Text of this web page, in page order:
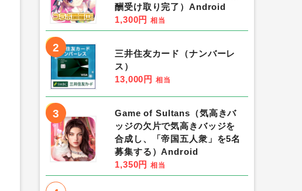
酬受け取り完了）Android
1,300円 相当
2
三井住友カード（ナンバーレ
ス）
13,000円 相当
3
Game of Sultans（気高きバ
ッジの欠片で気高きバッジを
合成し、「帝国五人衆」を5名
募集する）Android
1,350円 相当